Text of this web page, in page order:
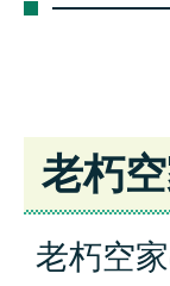
老朽
老朽空